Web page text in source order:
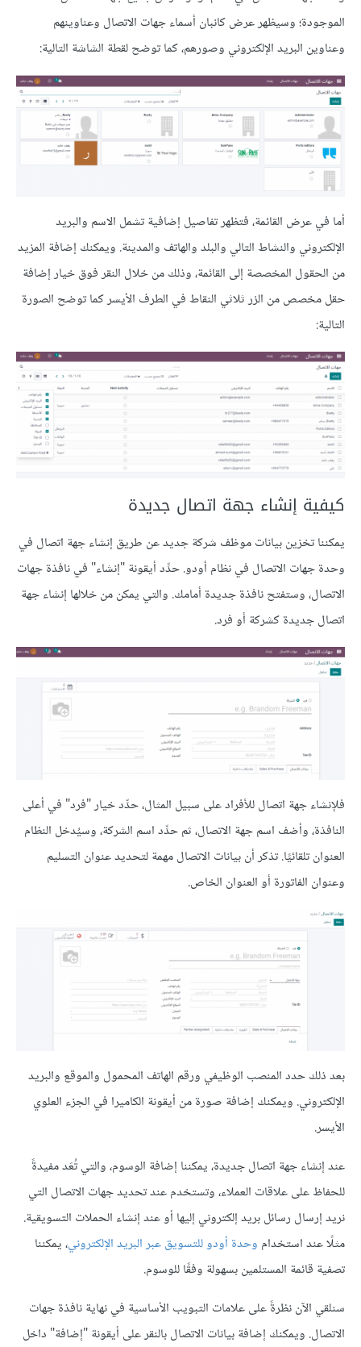
الموجودة؛ وسيظهر عرض كانبان أسماء جهات الاتصال وعناوينهم
وعناوين البريد الإلكتروني وصورهم، كما توضح لقطة الشاشة التالية:
أما في عرض القائمة، فتظهر تفاصيل إضافية تشمل الاسم والبريد
الإلكتروني والنشاط التالي والبلد والهاتف والمدينة. ويمكنك إضافة المزيد
من الحقول المخصصة إلى القائمة، وذلك من خلال النقر فوق خيار إضافة
حقل مخصص من الزر ثلاثي النقاط في الطرف الأيسر كما توضح الصورة
التالية:
كيفية إنشاء جهة اتصال جديدة
يمكننا تخزين بيانات موظف شركة جديد عن طريق إنشاء جهة اتصال في
وحدة جهات الاتصال في نظام أودو. حدِّد أيقونة "إنشاء" في نافذة جهات
الاتصال، وستفتح نافذة جديدة أمامك. والتي يمكن من خلالها إنشاء جهة
اتصال جديدة كشركة أو فرد.
فلإنشاء جهة اتصال للأفراد على سبيل المثال، حدِّد خيار "فرد" في أعلى
النافذة، وأضف اسم جهة الاتصال، ثم حدِّد اسم الشركة، وسيُدخل النظام
العنوان تلقائيًا. تذكر أن بيانات الاتصال مهمة لتحديد عنوان التسليم
وعنوان الفاتورة أو العنوان الخاص.
بعد ذلك حدد المنصب الوظيفي ورقم الهاتف المحمول والموقع والبريد
الإلكتروني. ويمكنك إضافة صورة من أيقونة الكاميرا في الجزء العلوي
الأيسر.
عند إنشاء جهة اتصال جديدة، يمكننا إضافة الوسوم، والتي تُعَد مفيدةً
للحفاظ على علاقات العملاء، وتستخدم عند تحديد جهات الاتصال التي
نريد إرسال رسائل بريد إلكتروني إليها أو عند إنشاء الحملات التسويقية.
مثلًا عند استخدام وحدة أودو للتسويق عبر البريد الإلكتروني، يمكننا
تصفية قائمة المستلمين بسهولة وفقًا للوسوم.
سنلقي الآن نظرةً على علامات التبويب الأساسية في نهاية نافذة جهات
الاتصال. ويمكنك إضافة بيانات الاتصال بالنقر على أيقونة "إضافة" داخل